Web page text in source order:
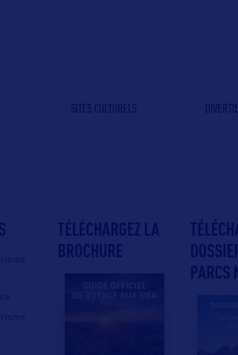
SITES CULTURELS
TÉLÉCHARGEZ LA
BROCHURE
PARCS